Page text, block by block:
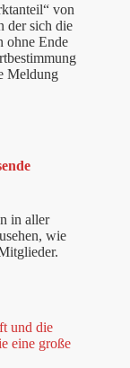
von
der sich die
ohne Ende
Meldung
in aller
wie
und die
eine große